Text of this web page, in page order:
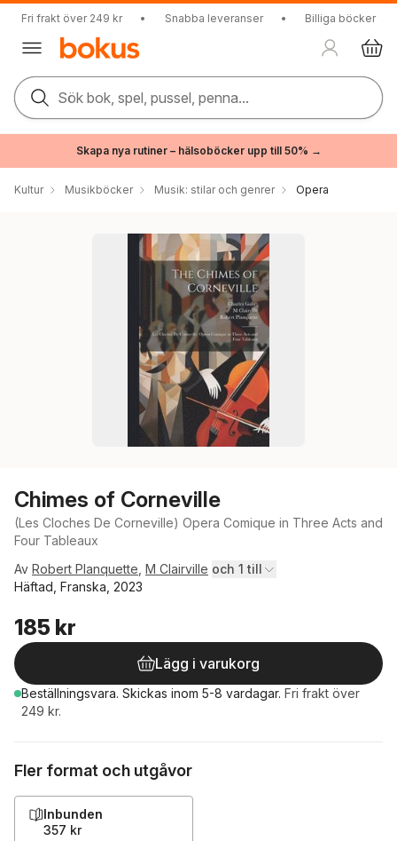
Fri frakt över 249 kr • Snabba leveranser • Billiga böcker
Sök bok, spel, pussel, penna...
Skapa nya rutiner – hälsoböcker upp till 50% →
Kultur Musikböcker Musik: stilar och genrer Opera
Chimes of Corneville
(Les Cloches De Corneville) Opera Comique in Three Acts and
Four Tableaux
Av Robert Planquette M Clairville och 1 till
Häftad, Franska, 2023
185 kr
Lägg i varukorg
Beställningsvara. Skickas inom 5-8 vardagar. Fri frakt över
249 kr.
Fler format och utgåvor
Inbunden
357 kr